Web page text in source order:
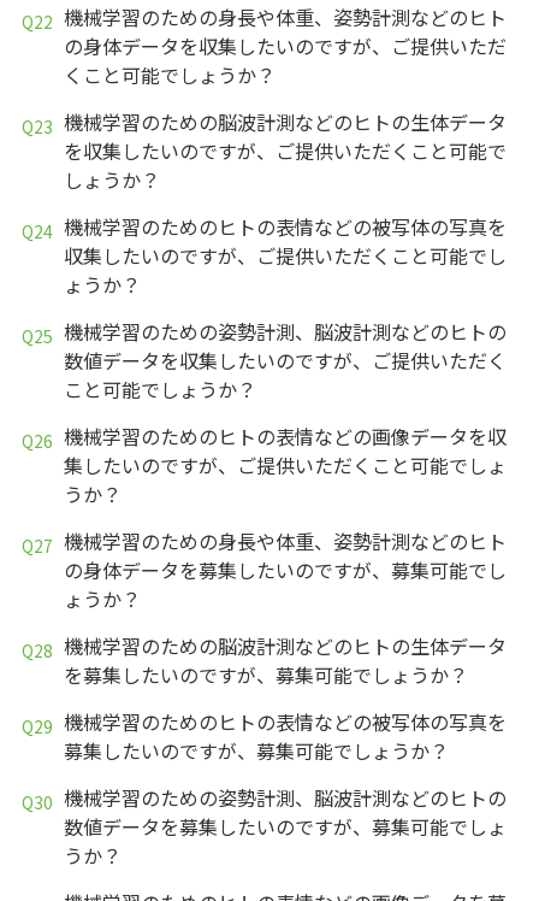
機械学習のための身長や体重、姿勢計測などのヒト
の身体データを収集したいのですが、ご提供いただ
くこと可能でしょうか？
機械学習のための脳波計測などのヒトの生体データ
を収集したいのですが、ご提供いただくこと可能で
しょうか？
機械学習のためのヒトの表情などの被写体の写真を
収集したいのですが、ご提供いただくこと可能でし
ょうか？
機械学習のための姿勢計測、脳波計測などのヒトの
数値データを収集したいのですが、ご提供いただく
こと可能でしょうか？
機械学習のためのヒトの表情などの画像データを収
集したいのですが、ご提供いただくこと可能でしょ
うか？
機械学習のための身長や体重、姿勢計測などのヒト
の身体データを募集したいのですが、募集可能でし
ょうか？
機械学習のための脳波計測などのヒトの生体データ
を募集したいのですが、募集可能でしょうか？
機械学習のためのヒトの表情などの被写体の写真を
募集したいのですが、募集可能でしょうか？
機械学習のための姿勢計測、脳波計測などのヒトの
数値データを募集したいのですが、募集可能でしょ
うか？